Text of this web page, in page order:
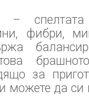
–
фибри,
за
можете да си